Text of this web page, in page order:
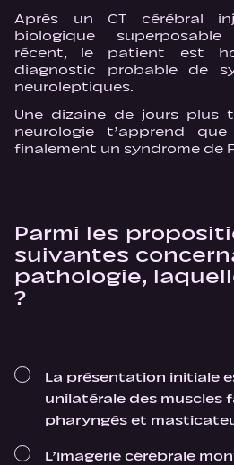
Après un CT cérébral
biologique
récent, le patient est
diagnostic probable de
neuroleptiques.
Une dizaine de jours plus
neurologie t’apprend
finalement un syndrome de
Parmi les
suivantes
pathologie,
?
La présentation initiale
unilatérale des muscles
pharyngés et
L’imagerie cérébrale